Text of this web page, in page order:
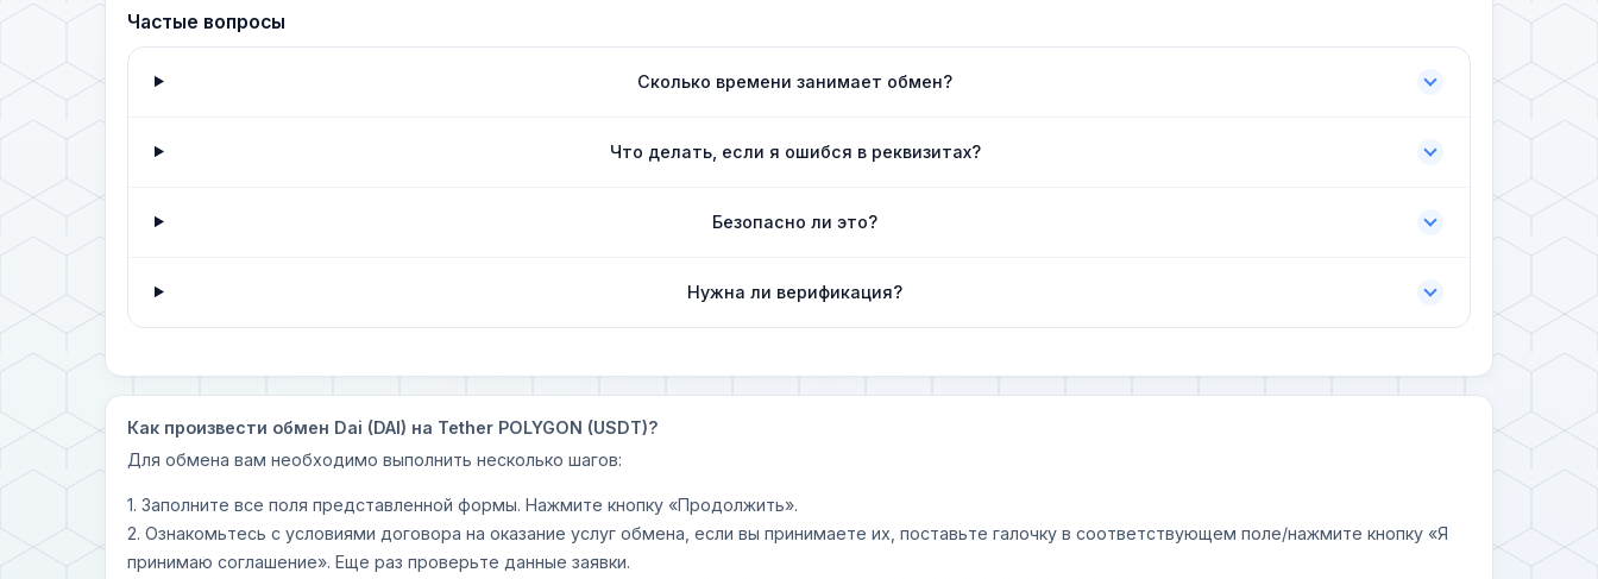
Частые вопросы
Сколько времени занимает обмен?
Что делать, если я ошибся в реквизитах?
Безопасно ли это?
Нужна ли верификация?
Как произвести обмен Dai (DAI) на Tether POLYGON (USDT)?
Для обмена вам необходимо выполнить несколько шагов:
1. Заполните все поля представленной формы. Нажмите кнопку «Продолжить».
2. Ознакомьтесь с условиями договора на оказание услуг обмена, если вы принимаете их, поставьте галочку в соответствующем поле/нажмите кнопку «Я
принимаю соглашение». Еще раз проверьте данные заявки.